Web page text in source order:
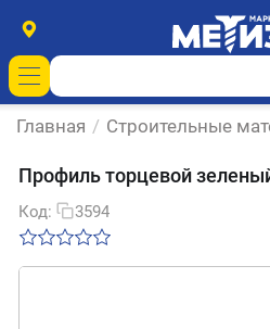
Главная / Строительные
Профиль торцевой
Код: 3594